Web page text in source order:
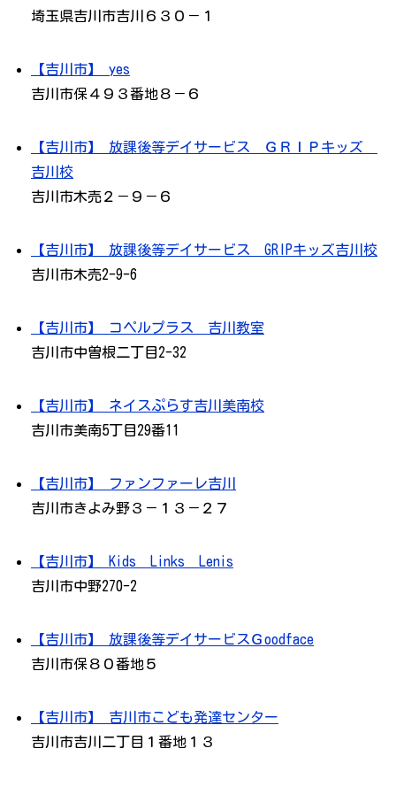
埼玉県吉川市吉川６３０－１
【吉川市】 yes
吉川市保４９３番地８－６
【吉川市】 放課後等デイサービス ＧＲＩＰキッズ
吉川校
吉川市木売２－９－６
【吉川市】 放課後等デイサービス GRIPキッズ吉川校
吉川市木売2-9-6
【吉川市】 コペルプラス 吉川教室
吉川市中曽根二丁目2-32
【吉川市】 ネイスぷらす吉川美南校
吉川市美南5丁目29番11
【吉川市】 ファンファーレ吉川
吉川市きよみ野３－１３－２７
【吉川市】 Kids Links Lenis
吉川市中野270-2
【吉川市】 放課後等デイサービスＧoodface
吉川市保８０番地５
【吉川市】 吉川市こども発達センター
吉川市吉川二丁目１番地１３